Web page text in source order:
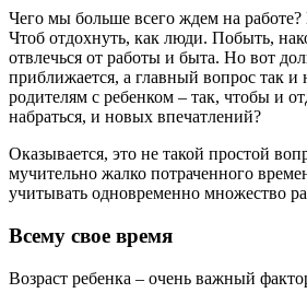
Чего мы больше всего ждем на
Чтоб отдохнуть, как люди. Побыть,
отвлечься от работы и быта. Но вот
приближается, а главный вопрос так и
родителям с ребенком – так, чтобы и
набраться, и новых впечатлений?
Оказывается, это не такой простой
мучительно жалко потраченного
учитывать одновременно множество
Всему свое время
Возраст ребенка – очень важный